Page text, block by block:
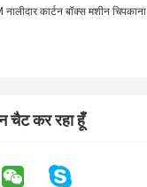
कार्टन बॉक्स मशीन चिपकाना
चैट कर रहा हूँ